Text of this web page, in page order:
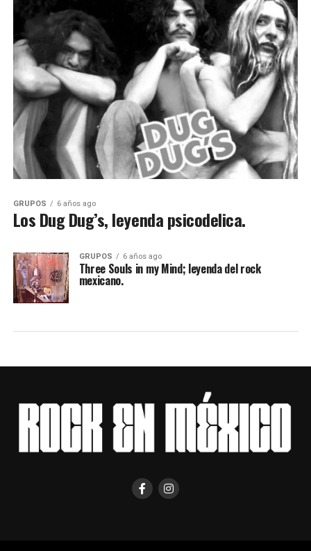
GRUPOS 6 años ago
Los Dug Dug’s, leyenda psicodelica.
GRUPOS 6 años ago
Three Souls in my Mind; leyenda del rock
mexicano.